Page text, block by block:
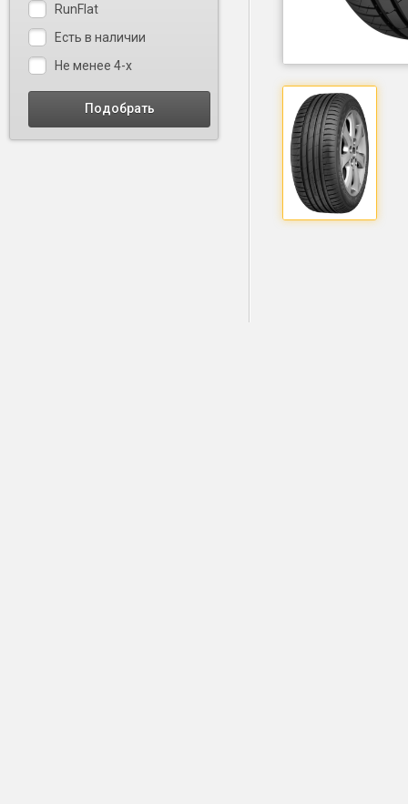
RunFlat
Есть в наличии
Не менее 4-х